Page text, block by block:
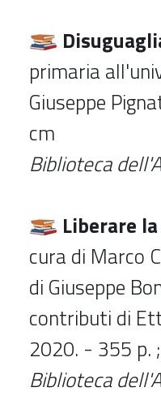
primaria
Giuseppe
cm
Biblioteca
Liberare
cura di Marco
di Giuseppe
contributi di
2020. - 355 p.
Biblioteca